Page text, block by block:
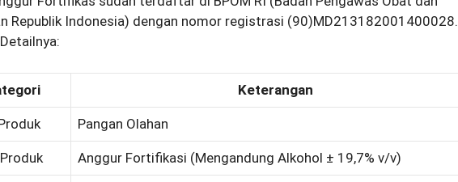
Republik Indonesia) dengan nomor registrasi (90)MD213182001400028.
Keterangan
Pangan Olahan
Anggur Fortifikasi (Mengandung Alkohol ± 19,7% v/v)